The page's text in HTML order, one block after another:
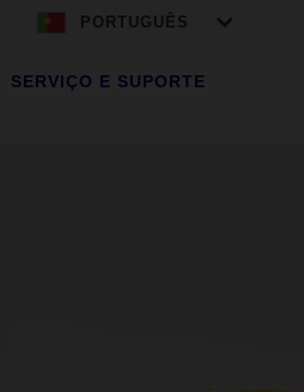
PORTUGUÊS
SERVIÇO E SUPORTE